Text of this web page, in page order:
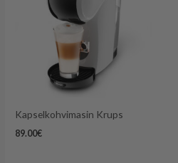
Kapselkohvimasin Krups
89.00€